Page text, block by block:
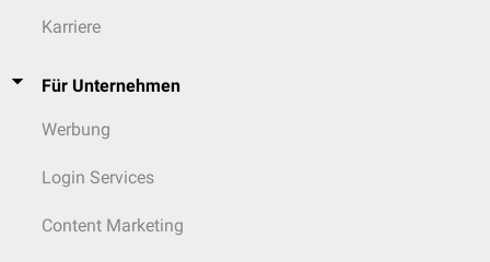
Karriere
Für Unternehmen
Werbung
Login Services
Content Marketing